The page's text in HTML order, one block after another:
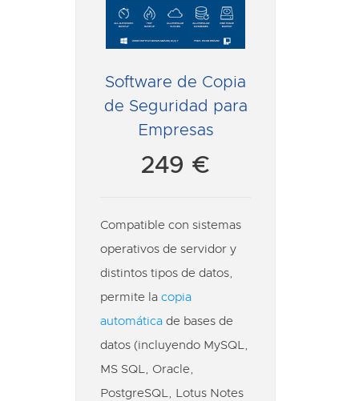
Software de Copia
de Seguridad para
Empresas
249 €
Compatible con sistemas
operativos de servidor y
distintos tipos de datos,
permite la copia
automática de bases de
datos (incluyendo MySQL,
MS SQL, Oracle,
PostgreSQL, Lotus Notes